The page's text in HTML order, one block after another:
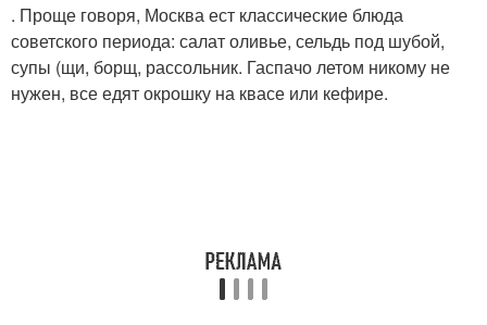
. Проще говоря, Москва ест классические блюда
советского периода: салат оливье, сельдь под шубой,
супы (щи, борщ, рассольник. Гаспачо летом никому не
нужен, все едят окрошку на квасе или кефире.